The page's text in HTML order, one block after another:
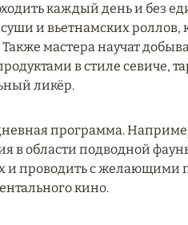
каждый день и без
суши и вьетнамских
мастера научат
в стиле севиче,
ликёр.
программа.
в области подводной
и проводить с желающими
кино.